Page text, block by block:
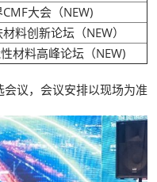
大会（NEW)
料创新论坛（NEW）
材料高峰论坛（NEW)
议，会议安排以现场为准